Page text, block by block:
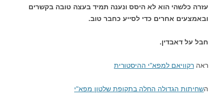
עזרה כלשהי הוא לא היסס ונענה תמיד בעצה טובה בקשרים
ובאמצעים אחרים כדי לסייע כחבר טוב.
חבל על דאבדין.
ראה רקוויאם למפא"י ההיסטורית
השחיתות הגדולה החלה בתקופת שלטון מפא"י